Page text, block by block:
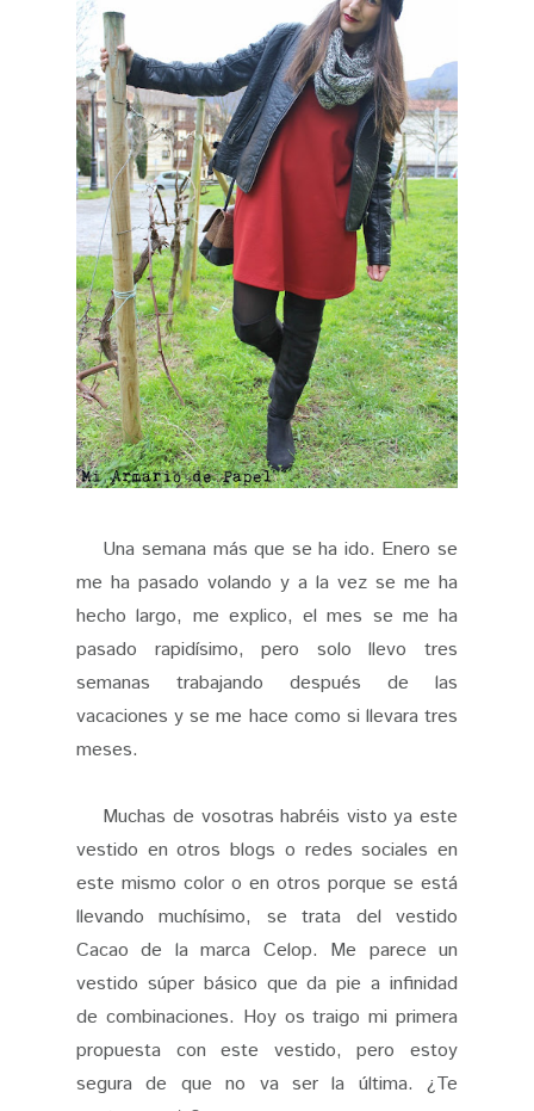
Una semana más que se ha ido. Enero se
me ha pasado volando y a la vez se me ha
hecho largo, me explico, el mes se me ha
pasado rapidísimo, pero solo llevo tres
semanas trabajando después de las
vacaciones y se me hace como si llevara tres
meses.
Muchas de vosotras habréis visto ya este
vestido en otros blogs o redes sociales en
este mismo color o en otros porque se está
llevando muchísimo, se trata del vestido
Cacao de la marca Celop. Me parece un
vestido súper básico que da pie a infinidad
de combinaciones. Hoy os traigo mi primera
propuesta con este vestido, pero estoy
segura de que no va ser la última. ¿Te